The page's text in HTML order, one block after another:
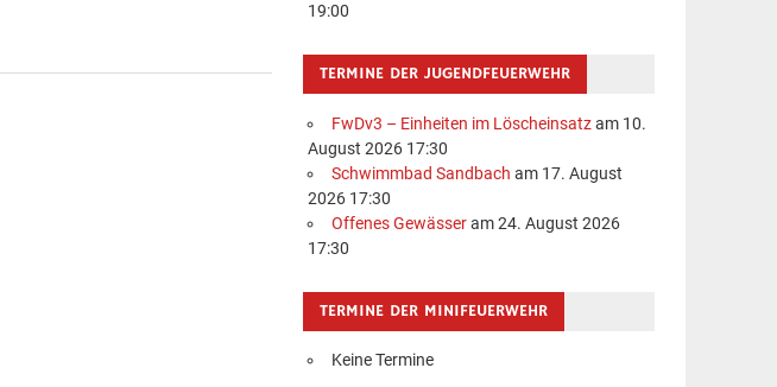
19:00
TERMINE DER JUGENDFEUERWEHR
FwDv3 – Einheiten im Löscheinsatzam 10.
August 2026 17:30
Schwimmbad Sandbach am 17. August
2026 17:30
Offenes Gewässeram 24. August 2026
17:30
TERMINE DER MINIFEUERWEHR
Keine Termine